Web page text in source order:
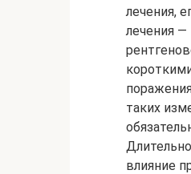
лечения,
лечения —
таких
влияние